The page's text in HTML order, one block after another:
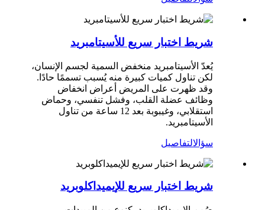
شريط اختبار سريع للأسيتامبريد
يُعدّ الأسيتامبريد منخفض السمية لجسم الإنسان،
لكن تناول كميات كبيرة منه يُسبب تسممًا حادًا.
وقد ظهرت على المريض أعراض انخفاض
وظائف عضلة القلب، وفشل تنفسي، وحماض
استقلابي، وغيبوبة بعد 12 ساعة من تناول
الأسيتامبريد.
سؤالالتفاصيل
شريط اختبار سريع للإيميداكلوبريد